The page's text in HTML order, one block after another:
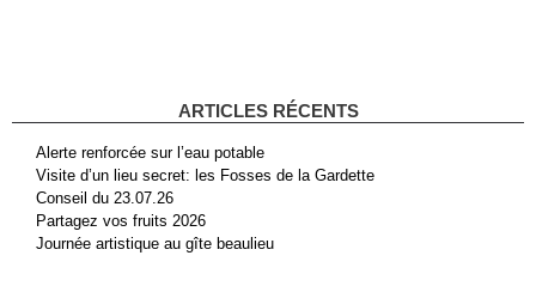
ARTICLES RÉCENTS
Alerte renforcée sur l’eau potable
Visite d’un lieu secret: les Fosses de la Gardette
Conseil du 23.07.26
Partagez vos fruits 2026
Journée artistique au gîte beaulieu